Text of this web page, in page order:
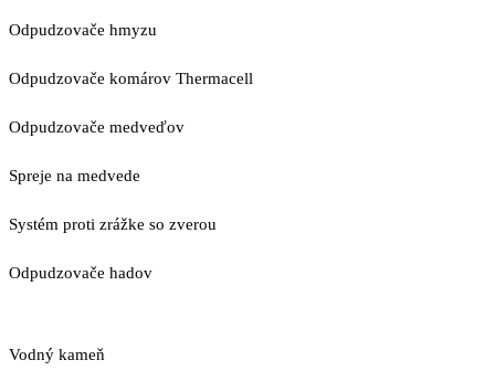
Odpudzovače hmyzu
Odpudzovače komárov Thermacell
Odpudzovače medveďov
Spreje na medvede
Systém proti zrážke so zverou
Odpudzovače hadov
Vodný kameň